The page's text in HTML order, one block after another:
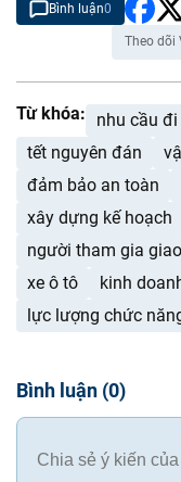
Bình luận0
Theo dõi
Từ khóa: nhu cầu đi
tết nguyên đán
đảm bảo an toàn
xây dựng kế hoạch
người tham gia
xe ô tô
kinh
lực lượng chức
Bình luận (0)